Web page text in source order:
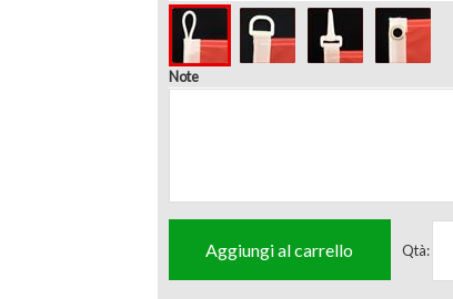
Note
Qtà:
Aggiungi al carrello